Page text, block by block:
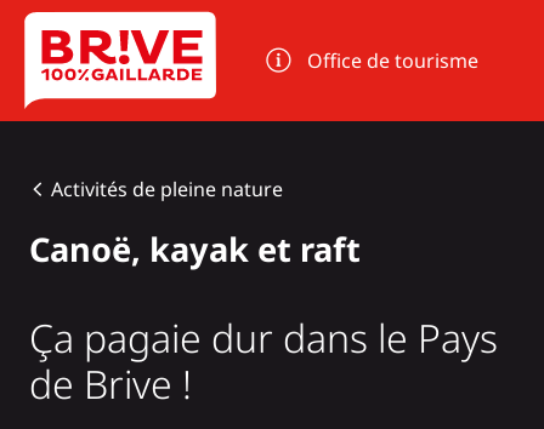
Panneau de gestion des cookies
Office de tourisme
Activités de pleine nature
Canoë, kayak et raft
Ça pagaie dur dans le Pays
de Brive !